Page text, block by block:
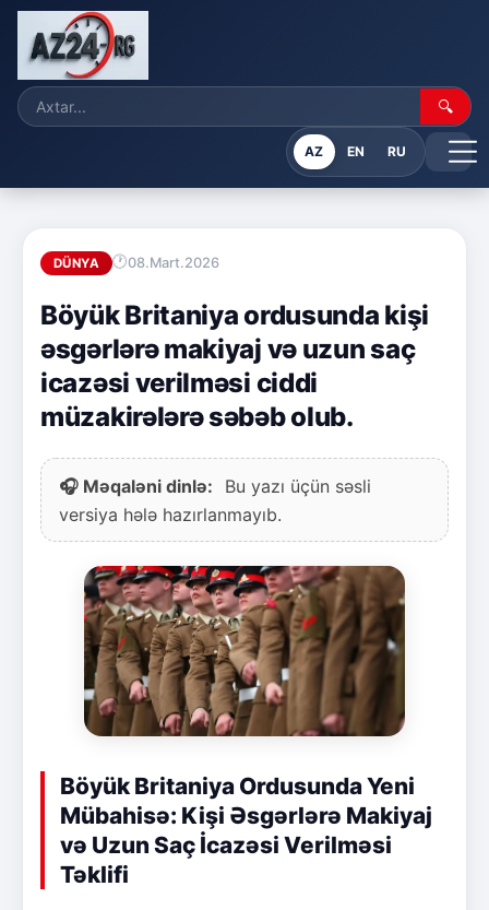
🔍
AZ EN RU
DÜNYA 08.Mart.2026
Böyük Britaniya ordusunda kişi
əsgərlərə makiyaj və uzun saç
icazəsi verilməsi ciddi
müzakirələrə səbəb olub.
🎧 Məqaləni dinlə:
Bu yazı üçün səsli
versiya hələ hazırlanmayıb.
Böyük Britaniya Ordusunda Yeni
Mübahisə: Kişi Əsgərlərə Makiyaj
və Uzun Saç İcazəsi Verilməsi
Təklifi